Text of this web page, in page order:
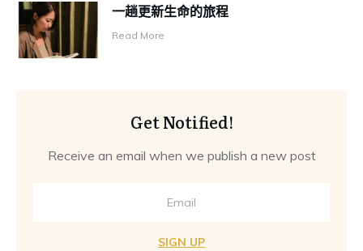
一趟更新生命的旅程
Read More
Get Notified!
Receive an email when we publish a new post
SIGN UP